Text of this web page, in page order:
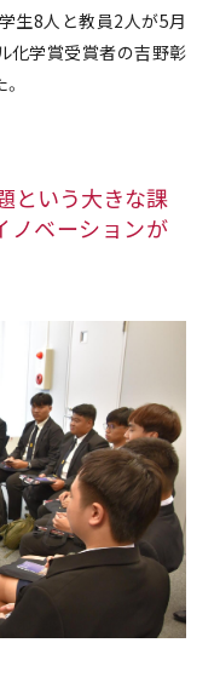
生8人と教員2人が5月
化学賞受賞者の吉野彰
という大きな課
ノベーションが